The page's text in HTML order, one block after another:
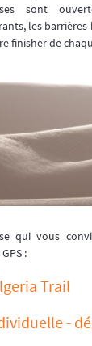
sont
les
finisher de
qui vous
:
Trail
-